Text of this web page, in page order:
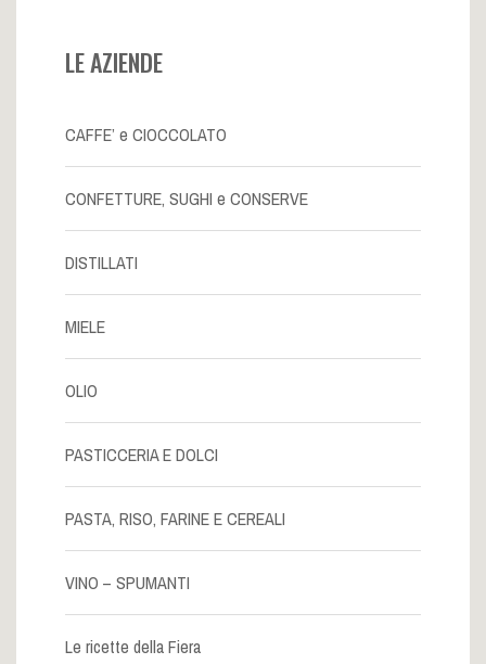
LE AZIENDE
CAFFE’ e CIOCCOLATO
CONFETTURE, SUGHI e CONSERVE
DISTILLATI
MIELE
OLIO
PASTICCERIA E DOLCI
PASTA, RISO, FARINE E CEREALI
VINO – SPUMANTI
Le ricette della Fiera